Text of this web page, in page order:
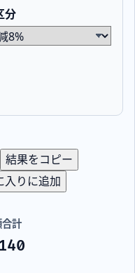
分
結果をコピー
入りに追加
計